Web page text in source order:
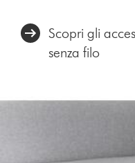
Scopri gli
senza filo